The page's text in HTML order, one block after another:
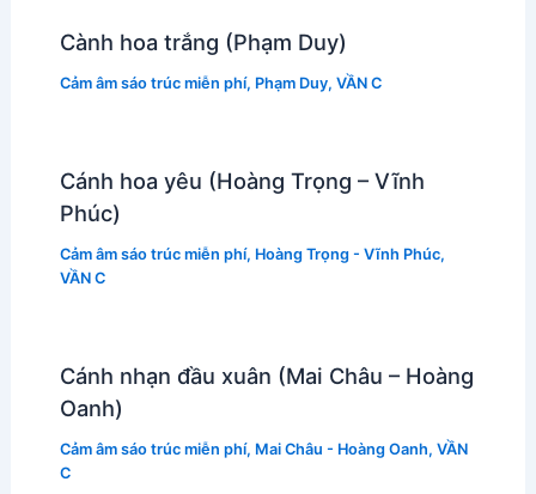
Cành hoa trắng (Phạm Duy)
Cảm âm sáo trúc miễn phí, Phạm Duy, VẦN C
Cánh hoa yêu (Hoàng Trọng – Vĩnh
Phúc)
Cảm âm sáo trúc miễn phí, Hoàng Trọng - Vĩnh Phúc,
VẦN C
Cánh nhạn đầu xuân (Mai Châu – Hoàng
Oanh)
Cảm âm sáo trúc miễn phí, Mai Châu - Hoàng Oanh, VẦN
C